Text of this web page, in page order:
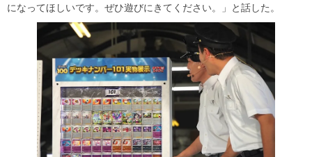
になってほしいです。ぜひ遊びにきてください。」と話した。